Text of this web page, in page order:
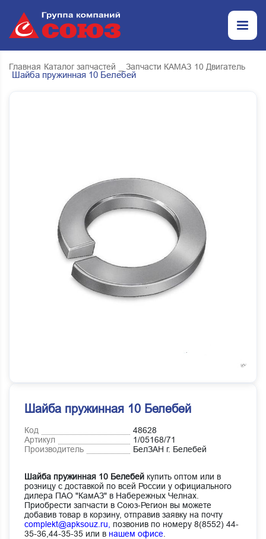
Главная Каталог запчастей _ Запчасти КАМАЗ 10 Двигатель
Шайба пружинная 10 Белебей
Шайба пружинная 10 Белебей
Код
48628
Артикул
1/05168/71
Производитель
БелЗАН г. Белебей
Шайба пружинная 10 Белебей купить оптом или в
розницу с доставкой по всей России у официального
дилера ПАО "КамАЗ" в Набережных Челнах.
Приобрести запчасти в Союз-Регион вы можете
добавив товар в корзину, отправив заявку на почту
complekt@apksouz.ru,
позвонив по номеру 8(8552) 44-
35-36,44-35-35 или в нашем офисе